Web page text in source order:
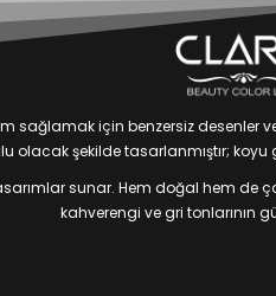
sağlamak için benzersiz desenler
olacak şekilde tasarlanmıştır; koyu
sunar. Hem doğal hem de
kahverengi ve gri tonlarının